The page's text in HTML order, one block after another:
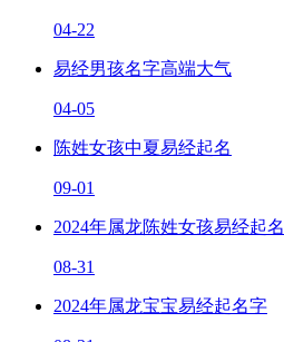
04-22
易经男孩名字高端大气
04-05
陈姓女孩中夏易经起名
09-01
2024年属龙陈姓女孩易经起名
08-31
2024年属龙宝宝易经起名字